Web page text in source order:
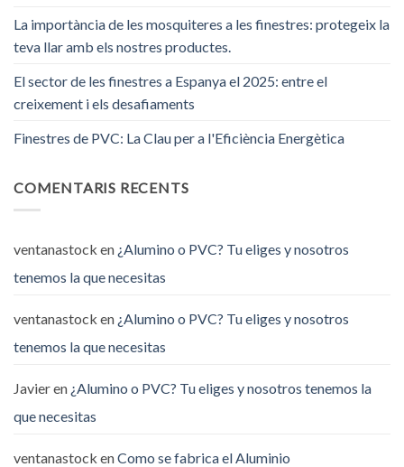
La importància de les mosquiteres a les finestres: protegeix la
teva llar amb els nostres productes.
El sector de les finestres a Espanya el 2025: entre el
creixement i els desafiaments
Finestres de PVC: La Clau per a l'Eficiència Energètica
COMENTARIS RECENTS
ventanastock en ¿Alumino o PVC? Tu eliges y nosotros
tenemos la que necesitas
ventanastock en ¿Alumino o PVC? Tu eliges y nosotros
tenemos la que necesitas
Javieren ¿Alumino o PVC? Tu eliges y nosotros tenemos la
que necesitas
ventanastock enComo se fabrica el Aluminio